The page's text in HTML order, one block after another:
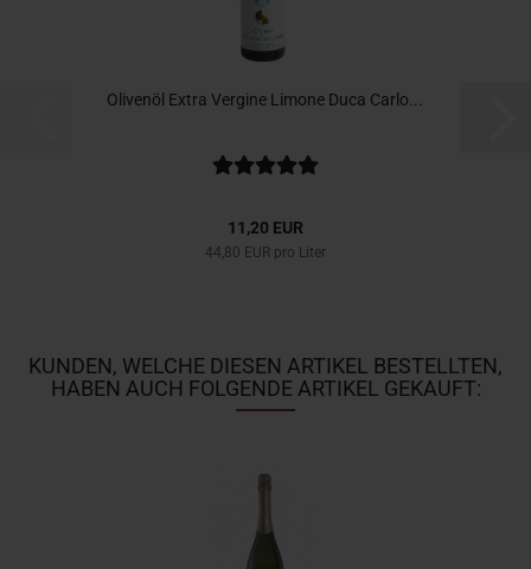
Olivenöl Extra Vergine Limone Duca Carlo...
11,20 EUR
44,80 EUR pro Liter
KUNDEN, WELCHE DIESEN ARTIKEL BESTELLTEN,
HABEN AUCH FOLGENDE ARTIKEL GEKAUFT: